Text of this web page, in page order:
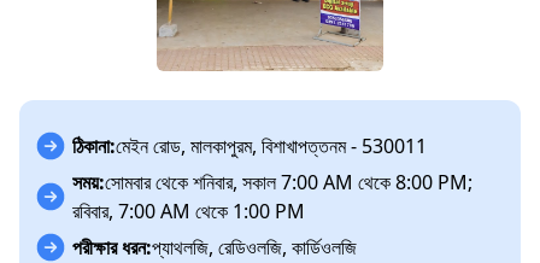
ঠিকানা:মেইন রোড, মালকাপুরম, বিশাখাপত্তনম - 530011
সময়:সোমবার থেকে শনিবার, সকাল 7:00 AM থেকে 8:00 PM;
রবিবার, 7:00 AM থেকে 1:00 PM
পরীক্ষার ধরন:প্যাথলজি, রেডিওলজি, কার্ডিওলজি